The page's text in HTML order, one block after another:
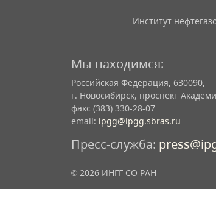
Институт
Мы находимся:
Российская Федерация, 630090,
г. Новосибирск, проспект
факс (383) 330-28-07
email: ipgg@ipgg.sbras.ru
Пресс-служба:
© 2026 ИНГГ СО РАН